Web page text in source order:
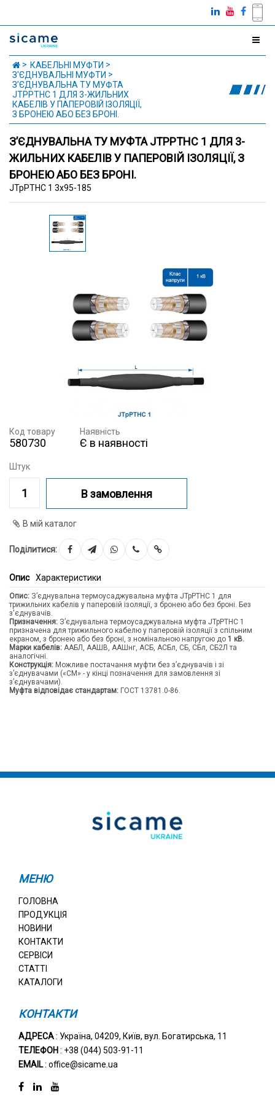
КАБЕЛЬНІ МУФТИ
З'ЄДНУВАЛЬНІ МУФТИ
З’ЄДНУВАЛЬНА ТУ МУФТА
JTPPTHC 1 ДЛЯ 3-ЖИЛЬНИХ
КАБЕЛІВ У ПАПЕРОВІЙ ІЗОЛЯЦІЇ,
З БРОНЕЮ АБО БЕЗ БРОНІ.
З’ЄДНУВАЛЬНА ТУ МУФТА JTPPTHC 1 ДЛЯ 3-
ЖИЛЬНИХ КАБЕЛІВ У ПАПЕРОВІЙ ІЗОЛЯЦІЇ, З
БРОНЕЮ АБО БЕЗ БРОНІ.
JTpPTHC 1 3x95-185
Код товару
580730
Наявність
Є в наявності
Штук
В замовлення
В мій каталог
Поділитися:
Опис Характеристики
Опис: З’єднувальна термоусаджувальна муфта JTpPTHC 1 для
трижильних кабелів у паперовій ізоляції, з бронею або без броні. Без
з'єднувачів.
Призначення: З’єднувальна термоусаджувальна муфта JTpPTHC 1
призначена для трижильного кабелю у паперовій ізоляції з спільним
екраном, з бронею або без броні, з номінальною напругою до 1 кВ.
Марки кабелів: ААБЛ, ААШВ, ААШнг, АСБ, АСБл, СБ, СБл, СБ2Л та
аналогічні.
Конструкція: Можливе постачання муфти без з’єднувачів і зі
з’єднувачами («CM» - у кінці позначення для замовлення зі
з’єднувачами).
Муфта відповідає стандартам: ГОСТ 13781.0-86.
МЕНЮ
ГОЛОВНА
ПРОДУКЦІЯ
НОВИНИ
КОНТАКТИ
СЕРВІСИ
СТАТТІ
КАТАЛОГИ
КОНТАКТИ
АДРЕСА: Україна, 04209, Київ, вул. Богатирська, 11
ТЕЛЕФОН : +38 (044) 503-91-11
EMAIL: office@sicame.ua